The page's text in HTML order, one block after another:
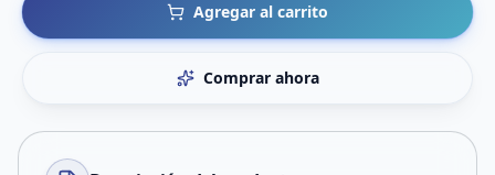
Agregar al carrito
Comprar ahora